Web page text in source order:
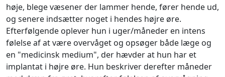
høje, blege væsener der lammer hende, fører hende ud,
og senere indsætter noget i hendes højre øre.
Efterfølgende oplever hun i uger/måneder en intens
følelse af at være overvåget og opsøger både læge og
en "medicinsk medium", der hævder at hun har et
implantat i højre øre. Hun beskriver derefter måneder